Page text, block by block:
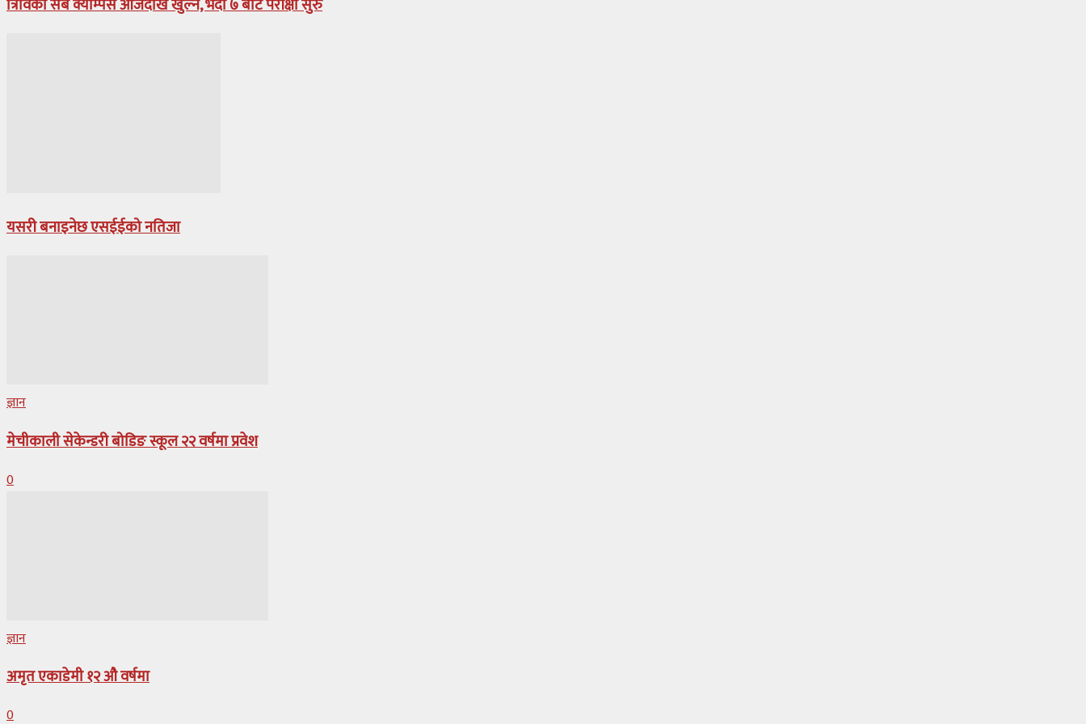
त्रिविका सबै क्याम्पस आजदेखि खुल्ने, भदौँ ७ बाट परीक्षा सुरु
यसरी बनाइनेछ एसईईको नतिजा
ज्ञान
मेचीकाली सेकेन्डरी बोडिङ स्कूल २२ वर्षमा प्रवेश
0
ज्ञान
अमृत एकाडेमी १२ औ वर्षमा
0